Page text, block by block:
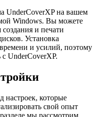
UnderCoverXP на вашем
Windows. Вы можете
создания и печати
Установка
и усилий, поэтому
с UnderCoverXP.
настроек, которые
свой опыт
мы рассмотрим